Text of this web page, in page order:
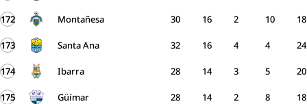
172 Montañesa 30 2 10 18
16
173 Santa Ana 32 4 4 24
16
174 Ibarra 28 3 5 20
14
175 Güímar 28 2 8 18
14